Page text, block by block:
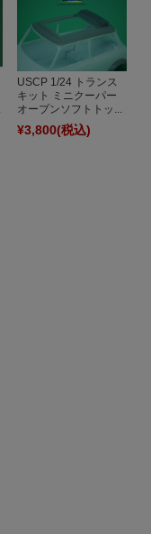
USCP 1/24 トランス
キット ミニクーパー
オープンソフトトッ...
¥3,800(税込)